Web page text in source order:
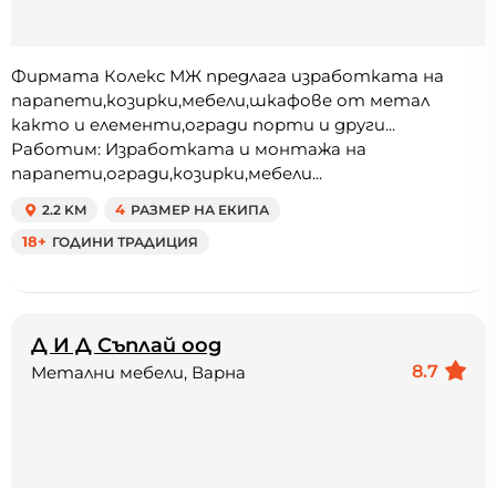
Фирмата Колекс МЖ предлага изработката на
парапети,козирки,мебели,шкафове от метал
както и елементи,огради порти и други...
Работим: Изработката и монтажа на
парапети,огради,козирки,мебели...
2.2 KM 4 РАЗМЕР НА ЕКИПА
18+ ГОДИНИ ТРАДИЦИЯ
Д И Д Съплай оод
8.7
Метални мебели, Варна